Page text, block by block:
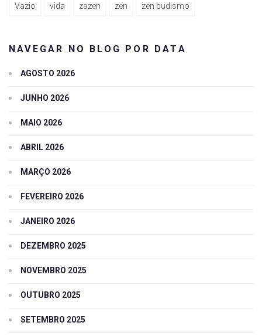
Vazio vida zazen zen zen budismo
NAVEGAR NO BLOG POR DATA
AGOSTO 2026
JUNHO 2026
MAIO 2026
ABRIL 2026
MARÇO 2026
FEVEREIRO 2026
JANEIRO 2026
DEZEMBRO 2025
NOVEMBRO 2025
OUTUBRO 2025
SETEMBRO 2025